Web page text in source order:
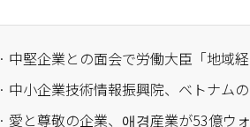
· 中小企業技術情報振興院、ベトナム
· 愛と尊敬の企業、애경産業が53億ウ